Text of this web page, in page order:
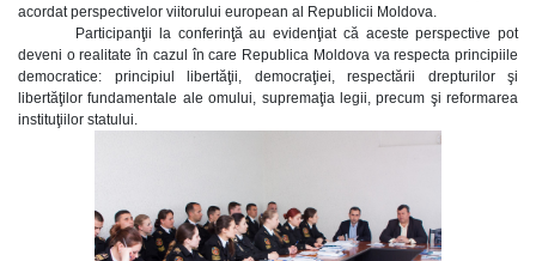
acordat perspectivelor viitorului european al Republicii Moldova.
Participanţii la conferinţă au evidenţiat că aceste perspective pot
deveni o realitate în cazul în care Republica Moldova va respecta principiile
democratice: principiul libertăţii, democraţiei, respectării drepturilor şi
libertăţilor fundamentale ale omului, supremaţia legii, precum şi reformarea
instituţiilor statului.